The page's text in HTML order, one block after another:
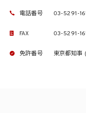
電話番号 03-5291-
FAX 03-5291-
免許番号 東京都知事